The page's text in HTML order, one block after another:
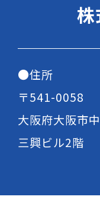
●住所
〒541-0058
大阪府大阪市
三興ビル2階